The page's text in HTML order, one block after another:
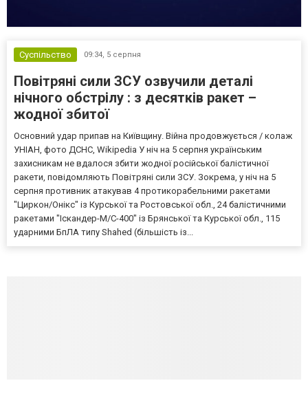
Суспільство 09:34, 5 серпня
Повітряні сили ЗСУ озвучили деталі
нічного обстрілу : з десятків ракет –
жодної збитої
Основний удар припав на Київщину. Війна продовжується / колаж
УНІАН, фото ДСНС, Wikipedia У ніч на 5 серпня українським
захисникам не вдалося збити жодної російської балістичної
ракети, повідомляють Повітряні сили ЗСУ. Зокрема, у ніч на 5
серпня противник атакував 4 протикорабельними ракетами
"Циркон/Онікс" із Курської та Ростовської обл., 24 балістичними
ракетами "Іскандер-М/С-400" із Брянської та Курської обл., 115
ударними БпЛА типу Shahed (більшість із...